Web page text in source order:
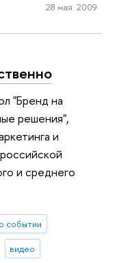
28 мая 2009
"Бренд на
решения",
и
и среднего
событии
видео